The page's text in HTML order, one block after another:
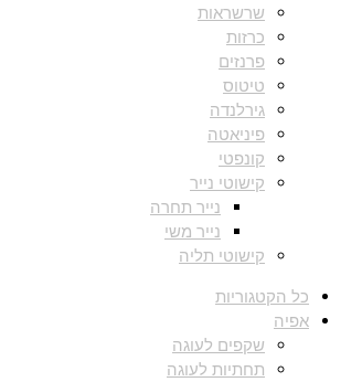
שרשראות
כרזות
פרנזים
טיטוס
גירלנדה
פיניאטה
קונפטי
קישוטי נייר
נייר תחרה
נייר משי
קישוטי תליה
כל הקטגוריות
אפיה
שקפים לעוגה
תחתיות לעוגה